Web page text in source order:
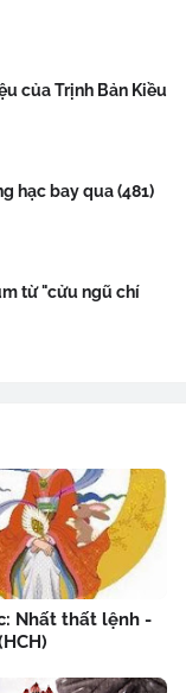
của Trịnh Bản Kiều
hạc bay qua (481)
từ "cửu ngũ chí
Nhất thất lệnh -